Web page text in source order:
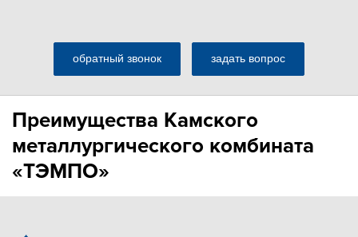
обратный звонок задать вопрос
Преимущества Камского
металлургического комбината
«ТЭМПО»